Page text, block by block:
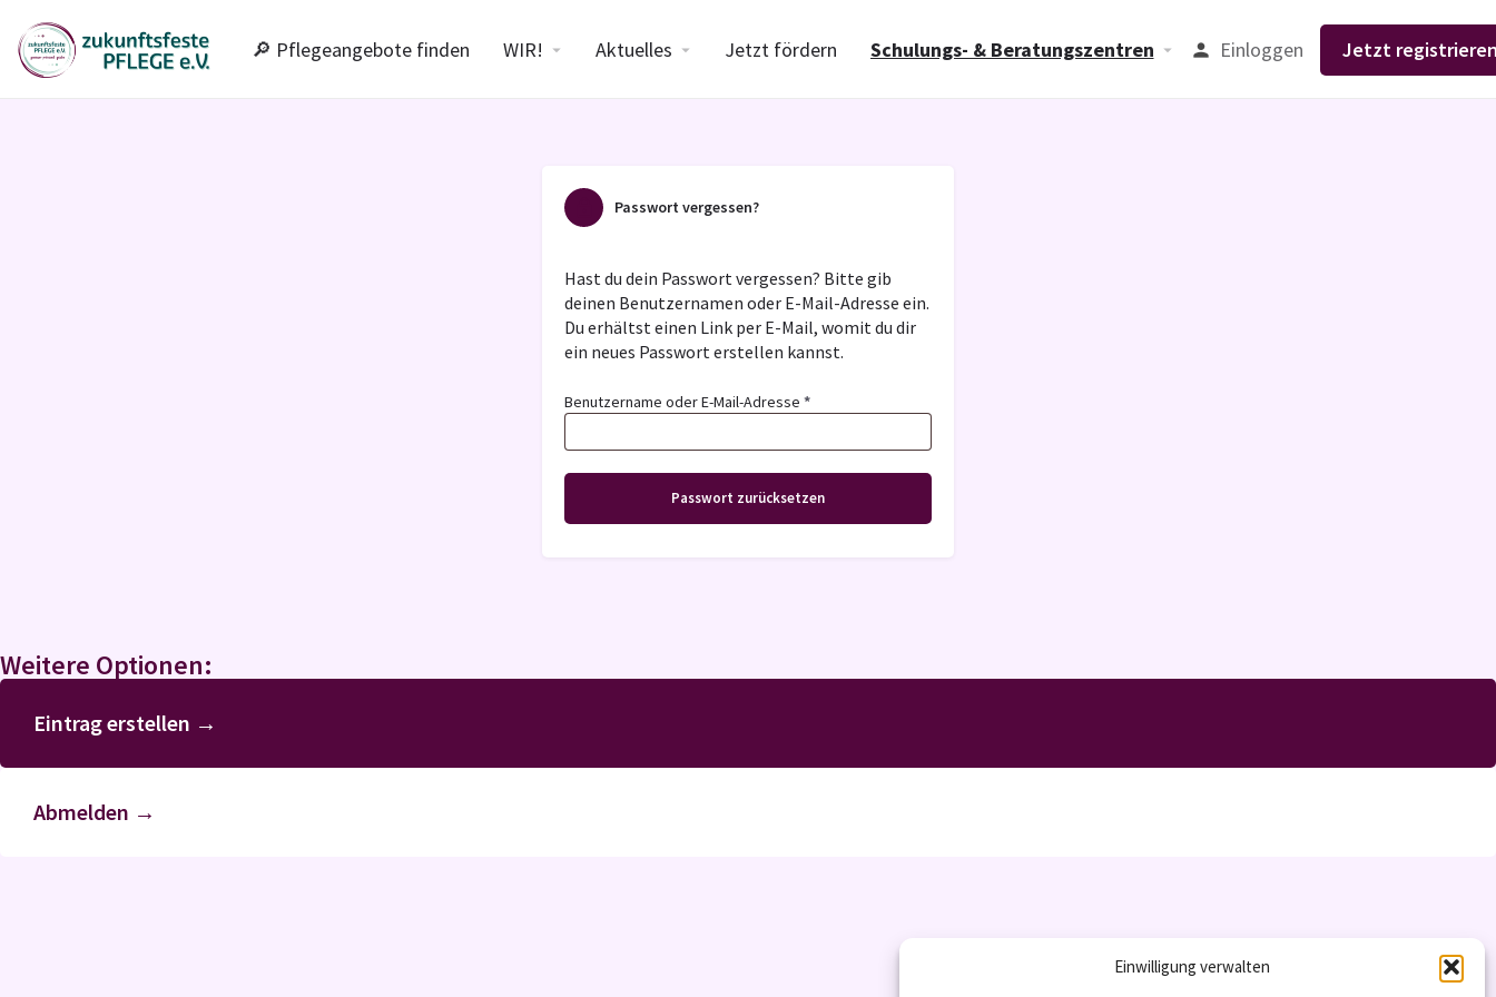
Einwilligung verwalten
🔎 Pflegeangebote finden WIR! Aktuelles Jetzt fördern Schulungs- & Beratungszentren Einloggen Jetzt
Passwort vergessen?
Hast du dein Passwort vergessen? Bitte gib
deinen Benutzernamen oder E-Mail-Adresse ein.
Du erhältst einen Link per E-Mail, womit du dir
ein neues Passwort erstellen kannst.
Benutzername oder E-Mail-Adresse *
Passwort zurücksetzen
Weitere Optionen:
Eintrag erstellen →
Abmelden →